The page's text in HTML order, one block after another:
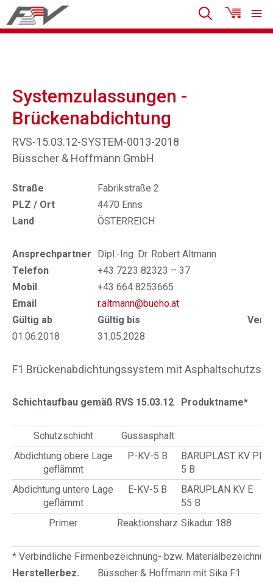
Systemzulassungen -
Brückenabdichtung
RVS-15.03.12-SYSTEM-0013-2018
Büsscher & Hoffmann GmbH
Straße
Fabrikstraße 2
PLZ / Ort
4470 Enns
Land
ÖSTERREICH
Ansprechpartner
Dipl.-Ing. Dr. Robert Altmann
Telefon
+43 7223 82323 – 37
Mobil
+43 664 8253665
Email
r.altmann@bueho.at
Gültig ab
Gültig bis
01.06.2018
31.05.2028
F1 Brückenabdichtungssystem mit
Schichtaufbau gemäß RVS 15.03.12 Produktname*
Schutzschicht
Gussasphalt
Abdichtung obere Lage
geflämmt
P-KV-5 B
BARUPLAST KV PL
5 B
Abdichtung untere Lage
geflämmt
E-KV-5 B
BARUPLAN KV E
55 B
Primer
Reaktionsharz Sikadur 188
* Verbindliche Firmenbezeichnung- bzw.
Herstellerbez.
Büsscher & Hoffmann mit Sika F1